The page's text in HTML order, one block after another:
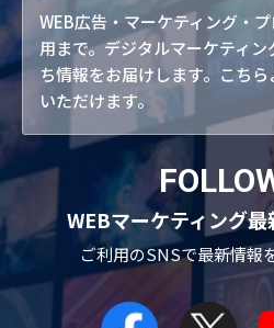
WEB広告・マーケティング・
用まで。デジタルマーケティ
ち情報をお届けします。こち
いただけます。
WEBマーケティング最
ご利用のSNSで最新情報